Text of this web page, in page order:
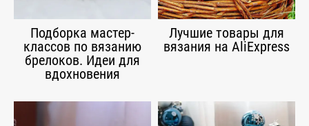
Подборка мастер-
классов по вязанию
брелоков. Идеи для
вдохновения
Лучшие товары для
вязания на AliExpress